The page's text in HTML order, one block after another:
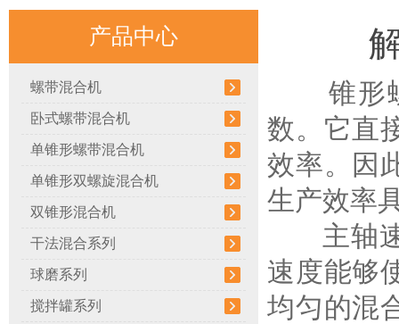
产品中心
螺带混合机
卧式螺带混合机
单锥形螺带混合机
单锥形双螺旋混合机
双锥形混合机
干法混合系列
球磨系列
搅拌罐系列
锥形螺
数。它直
效率。因
生产效率
主轴速
速度能够
均匀的混